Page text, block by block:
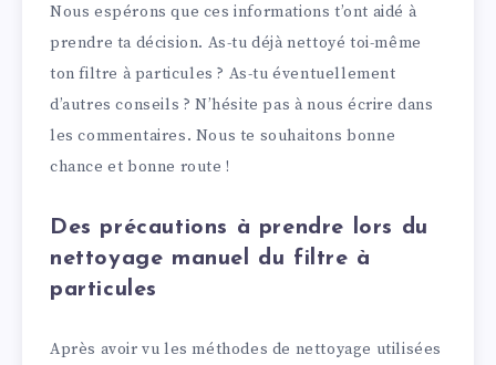
Nous espérons que ces informations t’ont aidé à
prendre ta décision. As-tu déjà nettoyé toi-même
ton filtre à particules ? As-tu éventuellement
d’autres conseils ? N’hésite pas à nous écrire dans
les commentaires. Nous te souhaitons bonne
chance et bonne route !
Des précautions à prendre lors du
nettoyage manuel du filtre à
particules
Après avoir vu les méthodes de nettoyage utilisées